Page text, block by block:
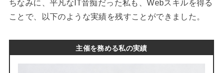
ちなみに、平凡なIT音痴だった私も、Webスキルを得る
ことで、以下のような実績を残すことができました。
主催を務める私の実績